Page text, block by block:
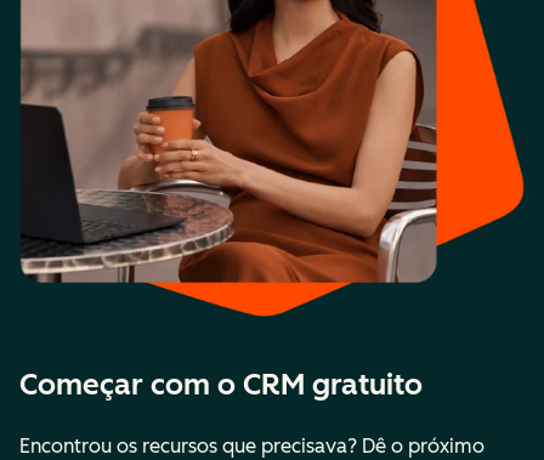
Começar com o CRM gratuito
Encontrou os recursos que precisava? Dê o próximo